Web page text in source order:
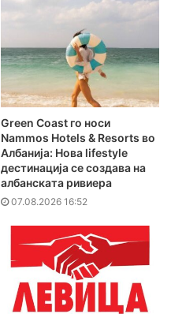
Green Coast го носи
Nammos Hotels & Resorts во
Албанија: Нова lifestyle
дестинација се создава на
албанската ривиера
07.08.2026 16:52